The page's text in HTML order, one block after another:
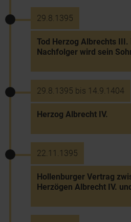
29.8.1395
Tod Herzog Albrechts III.
Nachfolger wird sein
29.8.1395 bis 14.9.1404
Herzog Albrecht IV.
22.11.1395
Hollenburger Vertrag
Herzögen Albrecht IV.